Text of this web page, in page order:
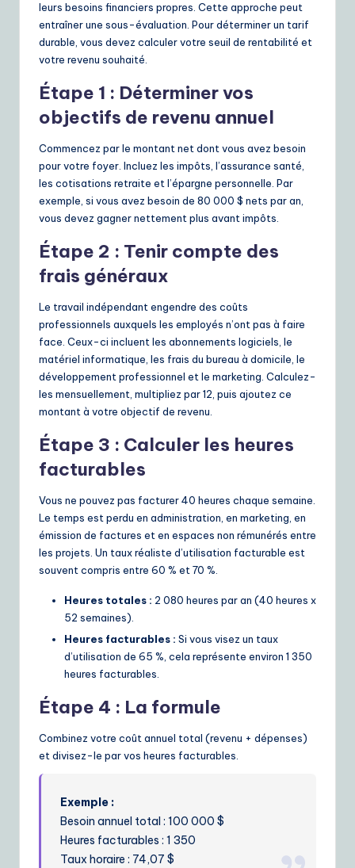
leurs besoins financiers propres. Cette approche peut
entraîner une sous-évaluation. Pour déterminer un tarif
durable, vous devez calculer votre seuil de rentabilité et
votre revenu souhaité.
Étape 1 : Déterminer vos
objectifs de revenu annuel
Commencez par le montant net dont vous avez besoin
pour votre foyer. Incluez les impôts, l’assurance santé,
les cotisations retraite et l’épargne personnelle. Par
exemple, si vous avez besoin de 80 000 $ nets par an,
vous devez gagner nettement plus avant impôts.
Étape 2 : Tenir compte des
frais généraux
Le travail indépendant engendre des coûts
professionnels auxquels les employés n’ont pas à faire
face. Ceux-ci incluent les abonnements logiciels, le
matériel informatique, les frais du bureau à domicile, le
développement professionnel et le marketing. Calculez-
les mensuellement, multipliez par 12, puis ajoutez ce
montant à votre objectif de revenu.
Étape 3 : Calculer les heures
facturables
Vous ne pouvez pas facturer 40 heures chaque semaine.
Le temps est perdu en administration, en marketing, en
émission de factures et en espaces non rémunérés entre
les projets. Un taux réaliste d’utilisation facturable est
souvent compris entre 60 % et 70 %.
Heures totales : 2 080 heures par an (40 heures x
52 semaines).
Heures facturables : Si vous visez un taux
d’utilisation de 65 %, cela représente environ 1 350
heures facturables.
Étape 4 : La formule
Combinez votre coût annuel total (revenu + dépenses)
et divisez-le par vos heures facturables.
Exemple :
Besoin annuel total : 100 000 $
Heures facturables : 1 350
Taux horaire : 74,07 $